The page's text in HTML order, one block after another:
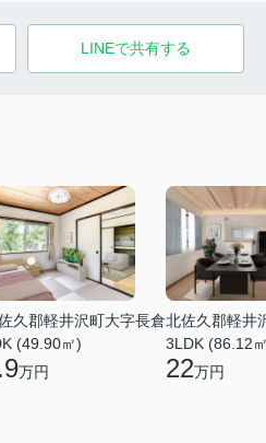
LINEで共有する
久郡軽井沢町大字長倉
(49.90㎡)
万円
北佐久郡軽井
3LDK (86.12
22万円